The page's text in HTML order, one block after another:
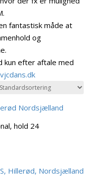
fantastisk måde at
og
kun efter aftale med
hold 24